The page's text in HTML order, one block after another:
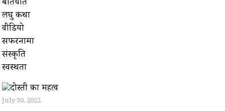
बातचीत
लघु कथा
वीडियो
सफरनामा
संस्कृति
स्वस्थता
July 30, 2022